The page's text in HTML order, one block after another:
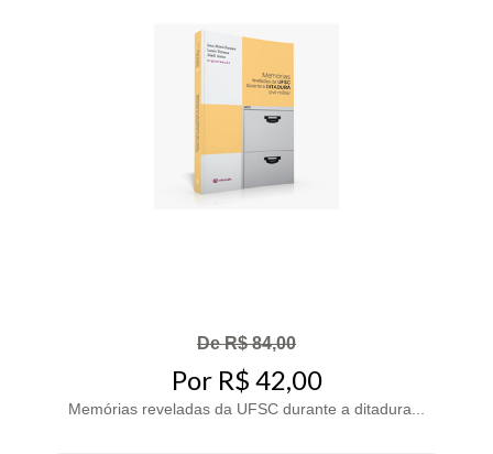
De R$ 84,00
Por R$ 42,00
Memórias reveladas da UFSC durante a ditadura...